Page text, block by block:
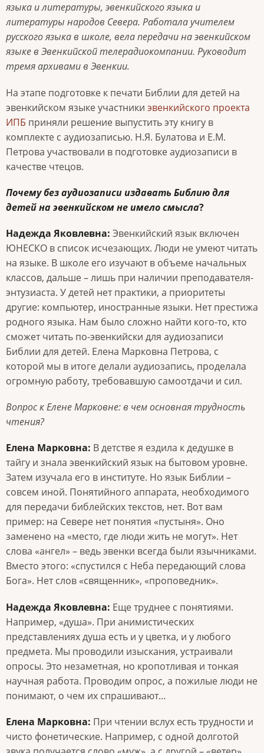
языка и литературы, эвенкийского языка и
литературы народов Севера. Работала учителем
русского языка в школе, вела передачи на эвенкийском
языке в Эвенкийской телерадиокомпании. Руководит
тремя архивами в Эвенкии.
На этапе подготовке к печати Библии для детей на
эвенкийском языке участники эвенкийского проекта
ИПБ приняли решение выпустить эту книгу в
комплекте с аудиозаписью. Н.Я. Булатова и Е.М.
Петрова участвовали в подготовке аудиозаписи в
качестве чтецов.
Почему без аудиозаписи издавать Библию для
детей на эвенкийском не имело смысла?
Надежда Яковлевна: Эвенкийский язык включен
ЮНЕСКО в список исчезающих. Люди не умеют читать
на языке. В школе его изучают в объеме начальных
классов, дальше – лишь при наличии преподавателя-
энтузиаста. У детей нет практики, а приоритеты
другие: компьютер, иностранные языки. Нет престижа
родного языка. Нам было сложно найти кого-то, кто
сможет читать по-эвенкийски для аудиозаписи
Библии для детей. Елена Марковна Петрова, с
которой мы в итоге делали аудиозапись, проделала
огромную работу, требовавшую самоотдачи и сил.
Вопрос к Елене Марковне: в чем основная трудность
чтения?
Елена Марковна: В детстве я ездила к дедушке в
тайгу и знала эвенкийский язык на бытовом уровне.
Затем изучала его в институте. Но язык Библии –
совсем иной. Понятийного аппарата, необходимого
для передачи библейских текстов, нет. Вот вам
пример: на Севере нет понятия «пустыня». Оно
заменено на «место, где люди жить не могут». Нет
слова «ангел» – ведь эвенки всегда были язычниками.
Вместо этого: «спустился с Неба передающий слова
Бога». Нет слов «священник», «проповедник».
Надежда Яковлевна: Еще труднее с понятиями.
Например, «душа». При анимистических
представлениях душа есть и у цветка, и у любого
предмета. Мы проводили изыскания, устраивали
опросы. Это незаметная, но кропотливая и тонкая
научная работа. Проводим опрос, а пожилые люди не
понимают, о чем их спрашивают…
Елена Марковна: При чтении вслух есть трудности и
чисто фонетические. Например, с одной долготой